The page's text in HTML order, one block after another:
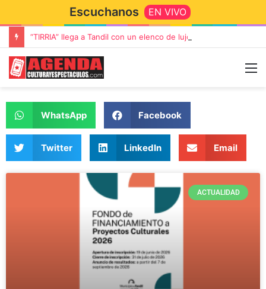
Escuchanos EN VIVO
WhatsApp Facebook
Twitter LinkedIn Email
ACTUALIDAD